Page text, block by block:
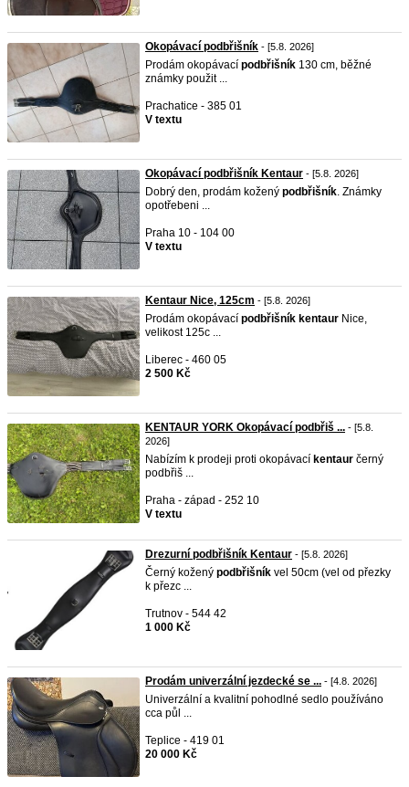
Okopávací podbřišník - [5.8. 2026]
Prodám okopávací podbřišník 130 cm, běžné
známky použit ...
Prachatice - 385 01
V textu
Okopávací podbřišník Kentaur - [5.8. 2026]
Dobrý den, prodám kožený podbřišník. Známky
opotřebeni ...
Praha 10 - 104 00
V textu
Kentaur Nice, 125cm - [5.8. 2026]
Prodám okopávací podbřišník kentaur Nice,
velikost 125c ...
Liberec - 460 05
2 500 Kč
KENTAUR YORK Okopávací podbřiš ... - [5.8.
2026]
Nabízím k prodeji proti okopávací kentaur černý
podbřiš ...
Praha - západ - 252 10
V textu
Drezurní podbřišník Kentaur - [5.8. 2026]
Černý kožený podbřišník vel 50cm (vel od přezky
k přezc ...
Trutnov - 544 42
1 000 Kč
Prodám univerzální jezdecké se ... - [4.8. 2026]
Univerzální a kvalitní pohodlné sedlo používáno
cca půl ...
Teplice - 419 01
20 000 Kč